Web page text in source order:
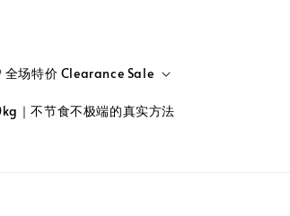
全场特价 Clearance Sale
｜不节食不极端的真实方法